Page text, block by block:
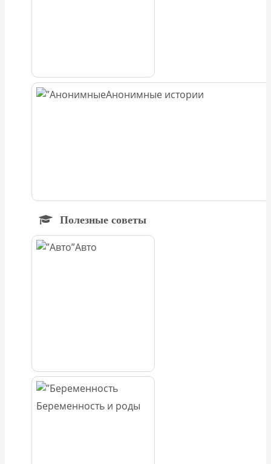
Анонимные истории
Полезные советы
Авто
Беременность и роды